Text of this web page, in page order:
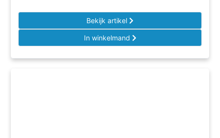
Bekijk artikel
In winkelmand